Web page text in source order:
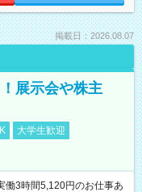
掲載日：2026.08.07
展示会や株主
大学生歓迎
3時間5,120円のお仕事あ